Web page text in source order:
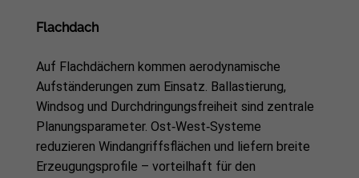
Flachdach
Auf Flachdächern kommen aerodynamische
Aufständerungen zum Einsatz. Ballastierung,
Windsog und Durchdringungsfreiheit sind zentrale
Planungsparameter. Ost‑West‑Systeme
reduzieren Windangriffsflächen und liefern breite
Erzeugungsprofile – vorteilhaft für den